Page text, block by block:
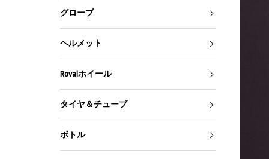
グローブ
ヘルメット
Rovalホイール
タイヤ＆チューブ
ボトル